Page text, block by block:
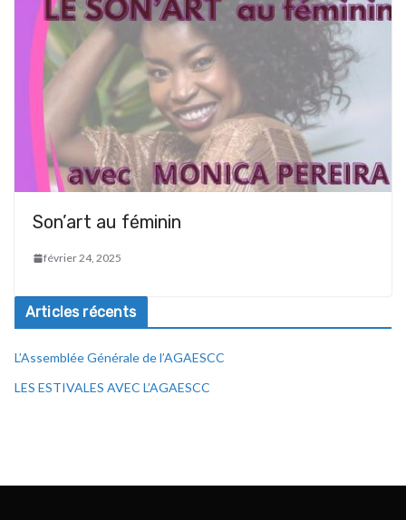
Son’art au féminin
février 24, 2025
Articles récents
L’Assemblée Générale de l’AGAESCC
LES ESTIVALES AVEC L’AGAESCC